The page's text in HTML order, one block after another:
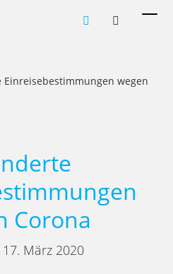
Einreisebestimmungen wegen
Corona
März 2020